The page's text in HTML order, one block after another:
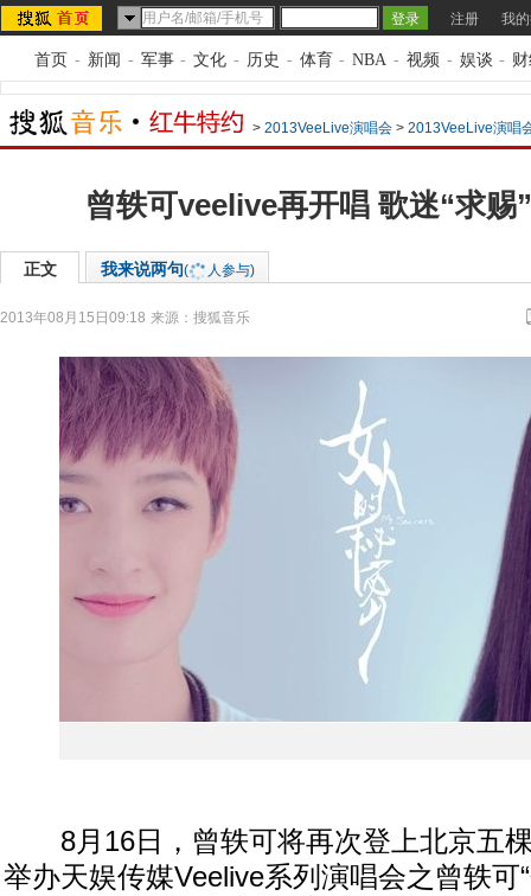
注册 我
首页 - 新闻 - 军事 - 文化 - 历史 - 体育 - NBA - 视频 - 娱谈 -
> 2013VeeLive演唱会 > 2013VeeLive演唱
曾轶可veelive再开唱 歌迷“求赐
正文 我来说两句( 人参与)
2013年08月15日09:18 来源： 搜狐音乐
8月16日，曾轶可将再次登上北京五
举办天娱传媒Veelive系列演唱会之曾轶可